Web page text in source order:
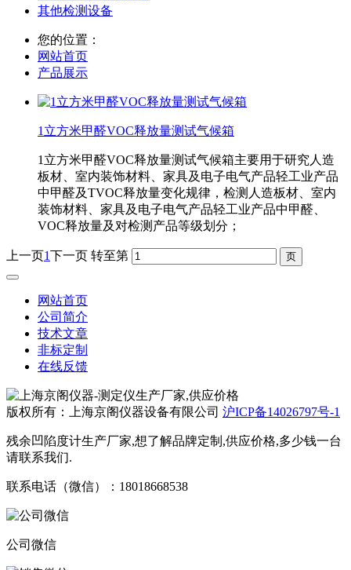
其他检测设备
您的位置：
网站首页
产品展示
1立方米甲醛VOC释放量测试气候箱
1立方米甲醛VOC释放量测试气候箱主要用于研究人造
板材、室内装饰材料、家具及电子电气产品轻工业产品
中甲醛及TVOC释放量变化规律，检测人造板材、室内
装饰材料、家具及电子电气产品轻工业产品中甲醛、
VOC释放量及对检测产品等级划分；
上一页1下一页 转至第
网站首页
公司简介
技术文章
非标定制
在线反馈
版权所有：上海京阁仪器设备有限公司 沪ICP备14026797号-1
残余凹陷度计生产厂家,想了解品牌定制,供应价格,多少钱一台
请联系我们.
联系电话（微信）：18018668538
公司微信